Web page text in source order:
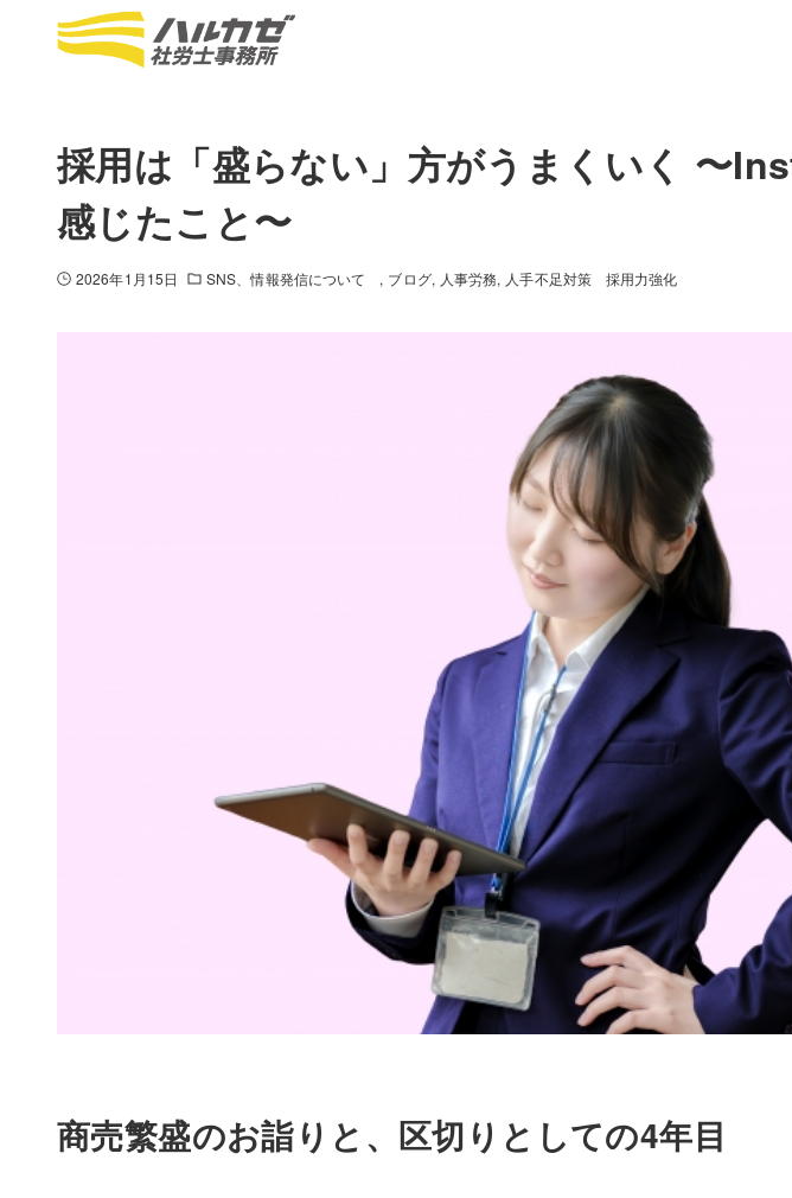
採用は「盛らない」方がうまくいく 〜
感じたこと〜
2026年1月15日 SNS、情報発信について ブログ 人事労務 人手不足対策 採用力強化
商売繁盛のお詣りと、区切りとしての4年目